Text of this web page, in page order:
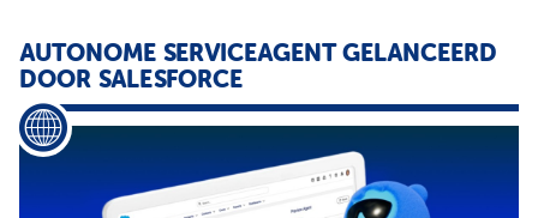
AUTONOME SERVICEAGENT GELANCEERD
DOOR SALESFORCE